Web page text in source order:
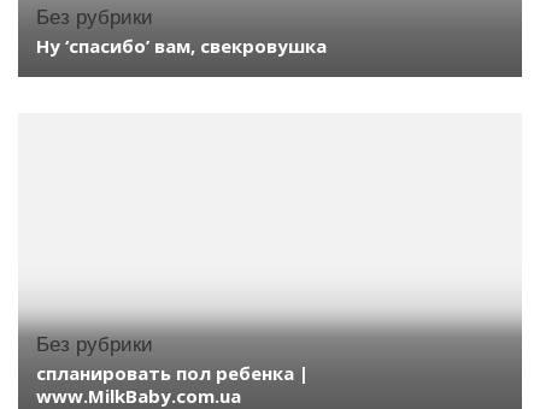
Без рубрики
Ну ‘спасибо’ вам, свекровушка
Без рубрики
спланировать пол ребенка |
www.MilkBaby.com.ua